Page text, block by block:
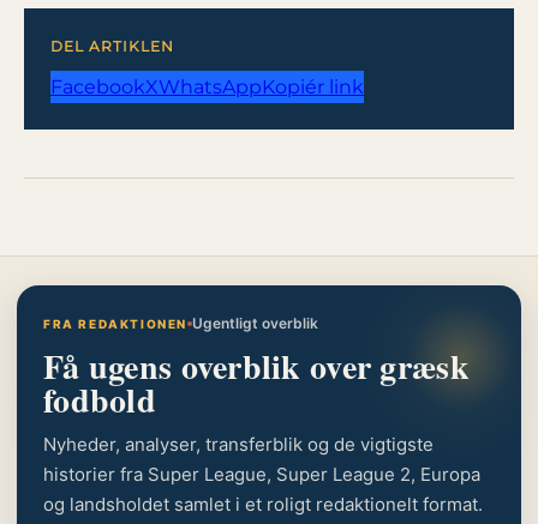
DEL ARTIKLEN
FacebookXWhatsAppKopiér link
FRA REDAKTIONEN Ugentligt overblik
Få ugens overblik over græsk
fodbold
Nyheder, analyser, transferblik og de vigtigste
historier fra Super League, Super League 2, Europa
og landsholdet samlet i et roligt redaktionelt format.